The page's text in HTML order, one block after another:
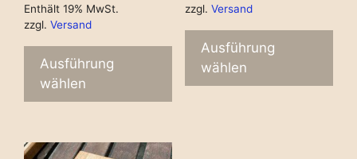
Enthält 19% MwSt.
zzgl. Versand
Ausführung
wählen
zzgl. Versand
Ausführung
wählen